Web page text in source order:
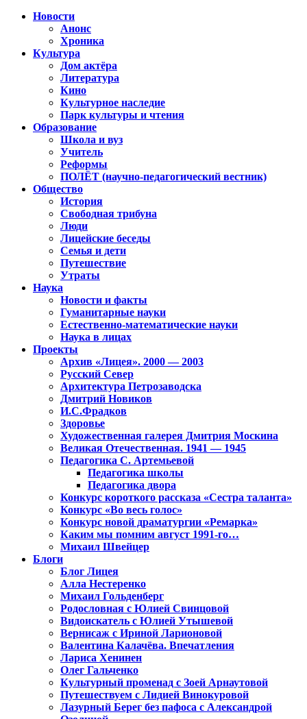
Новости
Анонс
Хроника
Культура
Дом актёра
Литература
Кино
Культурное наследие
Парк культуры и чтения
Образование
Школа и вуз
Учитель
Реформы
ПОЛЁТ (научно-педагогический вестник)
Общество
История
Свободная трибуна
Люди
Лицейские беседы
Семья и дети
Путешествие
Утраты
Наука
Новости и факты
Гуманитарные науки
Естественно-математические науки
Наука в лицах
Проекты
Архив «Лицея». 2000 — 2003
Русский Север
Архитектура Петрозаводска
Дмитрий Новиков
И.С.Фрадков
Здоровье
Художественная галерея Дмитрия Москина
Великая Отечественная. 1941 — 1945
Педагогика С. Артемьевой
Педагогика школы
Педагогика двора
Конкурс короткого рассказа «Сестра таланта»
Конкурс «Во весь голос»
Конкурс новой драматургии «Ремарка»
Каким мы помним август 1991-го…
Михаил Швейцер
Блоги
Блог Лицея
Алла Нестеренко
Михаил Гольденберг
Родословная с Юлией Свинцовой
Видоискатель с Юлией Утышевой
Вернисаж с Ириной Ларионовой
Валентина Калачёва. Впечатления
Лариса Хенинен
Олег Гальченко
Культурный променад с Зоей Арнаутовой
Путешествуем с Лидией Винокуровой
Лазурный Берег без пафоса с Александрой